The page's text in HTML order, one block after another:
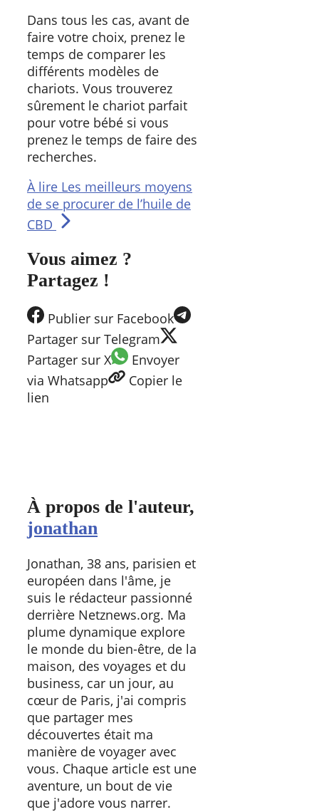
Dans tous les cas, avant de
faire votre choix, prenez le
temps de comparer les
différents modèles de
chariots. Vous trouverez
sûrement le chariot parfait
pour votre bébé si vous
prenez le temps de faire des
recherches.
À lire Les meilleurs moyens
de se procurer de l’huile de
CBD
Vous aimez ?
Partagez !
Publier sur Facebook
Partager sur Telegram
Partager sur X
Envoyer
via Whatsapp
Copier le
lien
À propos de l'auteur,
jonathan
Jonathan, 38 ans, parisien et
européen dans l'âme, je
suis le rédacteur passionné
derrière Netznews.org. Ma
plume dynamique explore
le monde du bien-être, de la
maison, des voyages et du
business, car un jour, au
cœur de Paris, j'ai compris
que partager mes
découvertes était ma
manière de voyager avec
vous. Chaque article est une
aventure, un bout de vie
que j'adore vous narrer.